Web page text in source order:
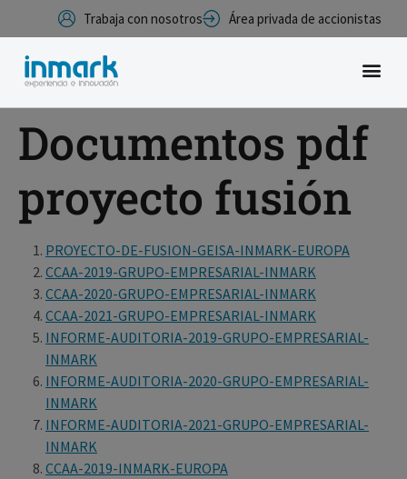
Trabaja con nosotros Área privada de accionistas
Documentos pdf
proyecto fusión
PROYECTO-DE-FUSION-GEISA-INMARK-EUROPA
CCAA-2019-GRUPO-EMPRESARIAL-INMARK
CCAA-2020-GRUPO-EMPRESARIAL-INMARK
CCAA-2021-GRUPO-EMPRESARIAL-INMARK
INFORME-AUDITORIA-2019-GRUPO-EMPRESARIAL-
INMARK
INFORME-AUDITORIA-2020-GRUPO-EMPRESARIAL-
INMARK
INFORME-AUDITORIA-2021-GRUPO-EMPRESARIAL-
INMARK
CCAA-2019-INMARK-EUROPA